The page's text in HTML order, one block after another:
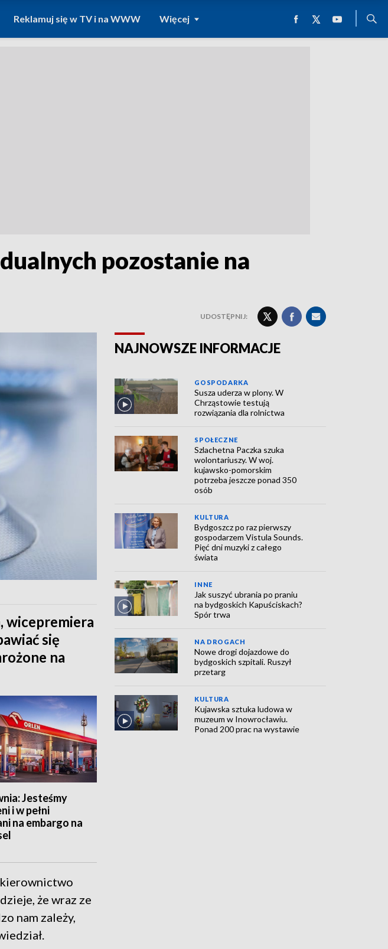
Reklamuj się w TV i na WWW Więcej
pozostanie na
UDOSTĘPNIJ:
wicepremiera
się
na
Jesteśmy
i w pełni
na embargo na
kierownictwo
że wraz ze
nam zależy,
NAJNOWSZE INFORMACJE
GOSPODARKA
Susza uderza w plony. W
Chrząstowie testują
rozwiązania dla rolnictwa
SPOŁECZNE
Szlachetna Paczka szuka
wolontariuszy. W woj.
kujawsko-pomorskim
potrzeba jeszcze ponad 350
osób
KULTURA
Bydgoszcz po raz pierwszy
gospodarzem Vistula Sounds.
Pięć dni muzyki z całego
świata
INNE
Jak suszyć ubrania po praniu
na bydgoskich Kapuściskach?
Spór trwa
NA DROGACH
Nowe drogi dojazdowe do
bydgoskich szpitali. Ruszył
przetarg
KULTURA
Kujawska sztuka ludowa w
muzeum w Inowrocławiu.
Ponad 200 prac na wystawie